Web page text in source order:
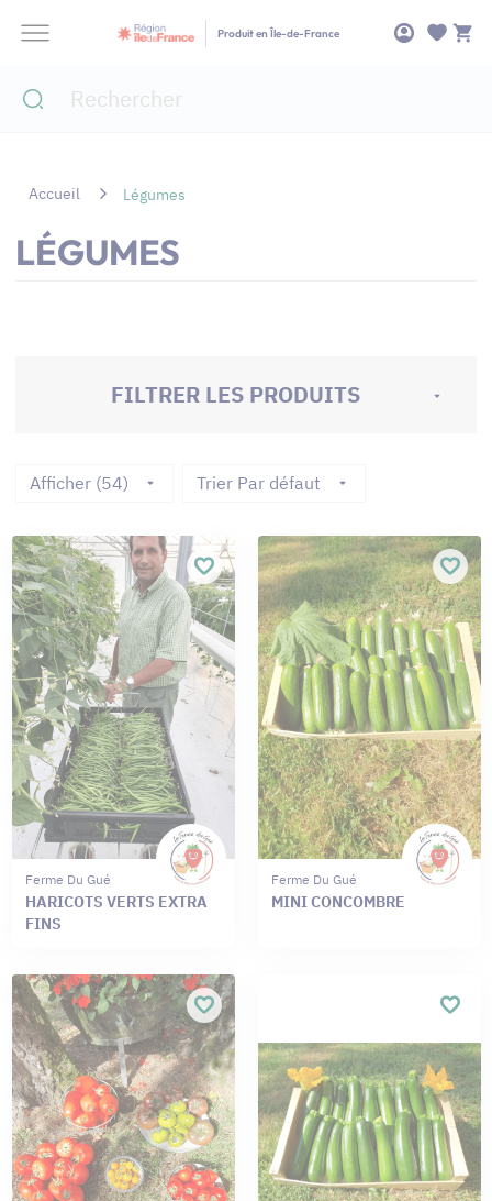
Produit en Île-de-France
Accueil Légumes
LÉGUMES
FILTRER LES PRODUITS
Afficher (54) Trier Par défaut
Ferme Du Gué
HARICOTS VERTS EXTRA
FINS
Ferme Du Gué
MINI CONCOMBRE